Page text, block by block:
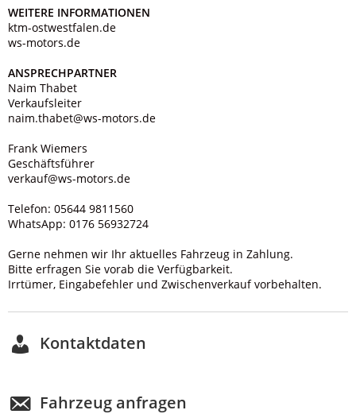
WEITERE INFORMATIONEN
ktm-ostwestfalen.de
ws-motors.de
ANSPRECHPARTNER
Naim Thabet
Verkaufsleiter
naim.thabet@ws-motors.de
Frank Wiemers
Geschäftsführer
verkauf@ws-motors.de
Telefon: 05644 9811560
WhatsApp: 0176 56932724
Gerne nehmen wir Ihr aktuelles Fahrzeug in Zahlung.
Bitte erfragen Sie vorab die Verfügbarkeit.
Irrtümer, Eingabefehler und Zwischenverkauf vorbehalten.
Kontaktdaten
Fahrzeug anfragen